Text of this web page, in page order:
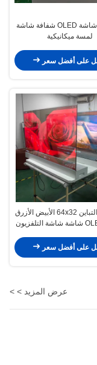
55 بوصة شاشة OLED شفافة شاشة
لمسة ميكانيكية
على أفضل سعر
55 بوصة التباين 64x32 الأبيض الأزرق
شاشة OLED شاشة شاشة التلفزيون
على أفضل سعر
عرض المزيد > >